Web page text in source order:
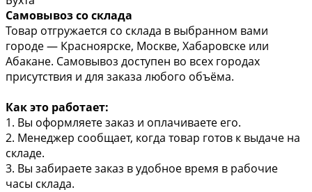
Самовывоз со склада
Товар отгружается со склада в выбранном вами
городе — Красноярске, Москве, Хабаровске или
Абакане. Самовывоз доступен во всех городах
присутствия и для заказа любого объёма.
Как это работает:
1. Вы оформляете заказ и оплачиваете его.
2. Менеджер сообщает, когда товар готов к выдаче на
складе.
3. Вы забираете заказ в удобное время в рабочие
часы склада.